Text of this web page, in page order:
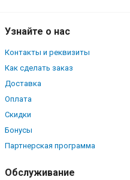
Узнайте о нас
Контакты и реквизиты
Как сделать заказ
Доставка
Оплата
Скидки
Бонусы
Партнерская программа
Обслуживание